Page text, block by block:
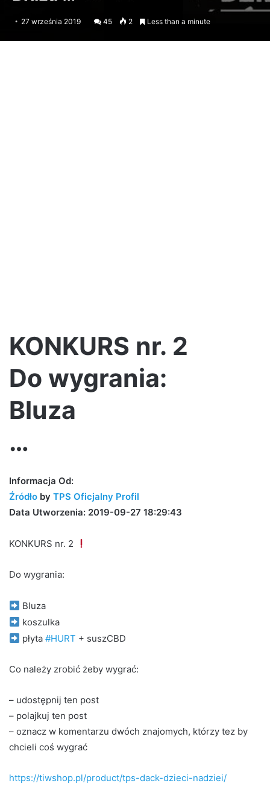
27 września 2019 45 2 Less than a minute
KONKURS nr. 2
Do wygrania:
Bluza
…
Informacja Od:
Źródło by TPS Oficjalny Profil
Data Utworzenia: 2019-09-27 18:29:43
KONKURS nr. 2
Do wygrania:
Bluza
koszulka
płyta#HURT + suszCBD
Co należy zrobić żeby wygrać:
– udostępnij ten post
– polajkuj ten post
– oznacz w komentarzu dwóch znajomych, którzy tez by
chcieli coś wygrać
https://tiwshop.pl/product/tps-dack-dzieci-nadziei/